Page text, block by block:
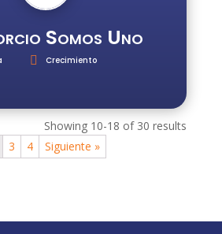
Somos Uno
Crecimiento
Showing 10-18 of 30 results
3 4 Siguiente »